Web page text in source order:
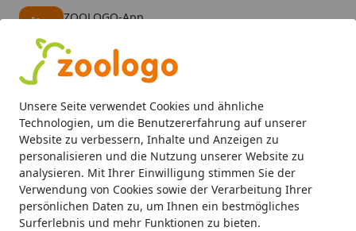
Unsere Seite verwendet Cookies und ähnliche
Technologien, um die Benutzererfahrung auf unserer
Website zu verbessern, Inhalte und Anzeigen zu
personalisieren und die Nutzung unserer Website zu
analysieren. Mit Ihrer Einwilligung stimmen Sie der
Verwendung von Cookies sowie der Verarbeitung Ihrer
persönlichen Daten zu, um Ihnen ein bestmögliches
Surferlebnis und mehr Funktionen zu bieten.
ZOOLOGO-App
Alle Produkte
Mein Konto
Suchen
Startseite
Kleintier Pflege & Hygiene Einstreu, Stroh & Sand
CHIPSI MAIS Granulat Einstreu
(22 Bewertungen)